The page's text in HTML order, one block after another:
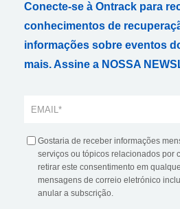
Conecte-se à Ontrack para
conhecimentos de
informações sobre eventos
mais. Assine a NOSSA
Gostaria de receber informações
serviços ou tópicos relacionados por
retirar este consentimento em
mensagens de correio eletrónico
anular a subscrição.